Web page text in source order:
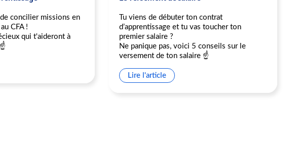
concilier missions en
CFA !
qui t'aideront à
Tu viens de débuter ton contrat
d’apprentissage et tu vas toucher ton
premier salaire ?
Ne panique pas, voici 5 conseils sur le
versement de ton salaire ☝️
Lire l'article